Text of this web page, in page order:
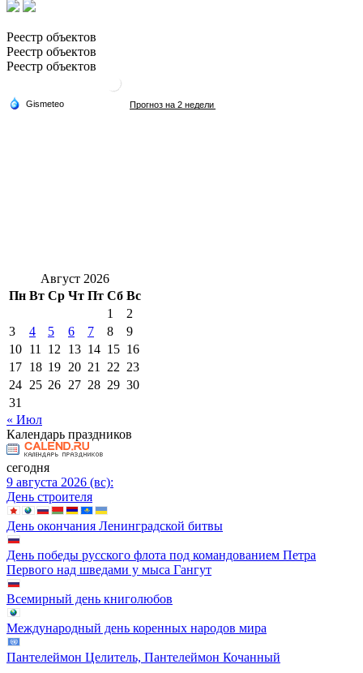
Реестр объектов
Реестр объектов
Реестр объектов
Август 2026
Пн Вт Ср Чт Пт Сб Вс
1
2
3
4 5 6 7 8
9
10 11 12 13 14 15 16
17 18 19 20 21 22 23
24 25 26 27 28 29 30
31
« Июл
Календарь праздников
сегодня
9 августа 2026 (вс):
День строителя
День окончания Ленинградской битвы
День победы русского флота под командованием Петра
Первого над шведами у мыса Гангут
Всемирный день книголюбов
Международный день коренных народов мира
Пантелеймон Целитель, Пантелеймон Кочанный